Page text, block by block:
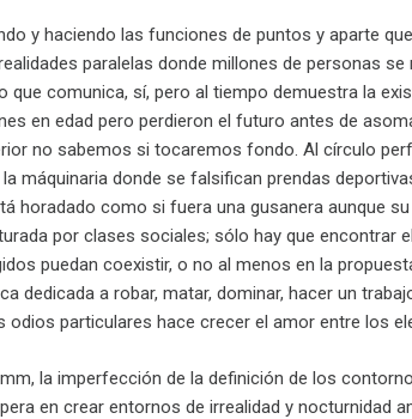
y haciendo las funciones de puntos y aparte
paralelas donde millones de personas
que comunica, sí, pero al tiempo demuestra la
en edad pero perdieron el futuro antes de
no sabemos si tocaremos fondo. Al círculo
máquinaria donde se falsifican prendas
horadado como si fuera una gusanera aunque
por clases sociales; sólo hay que
puedan coexistir, o no al menos en la
dedicada a robar, matar, dominar, hacer un
odios particulares hace crecer el amor entre los
la imperfección de la definición de los
en crear entornos de irrealidad y nocturnidad